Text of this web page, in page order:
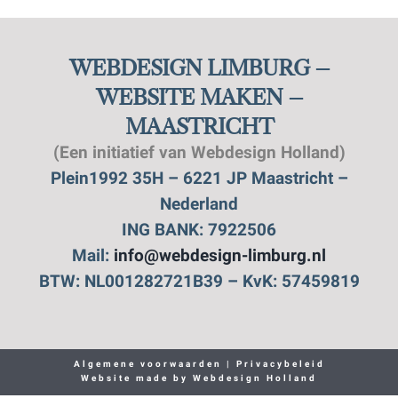
WEBDESIGN LIMBURG –
WEBSITE MAKEN –
MAASTRICHT
(Een initiatief van Webdesign Holland)
Plein1992 35H – 6221 JP Maastricht –
Nederland
ING BANK: 7922506
Mail: info@webdesign-limburg.nl
BTW: NL001282721B39 – KvK: 57459819
Algemene voorwaarden
Privacybeleid
Website made by Webdesign Holland